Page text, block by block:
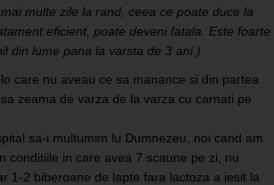
multe zile la rand, ceea ce poate duce la
eficient, poate deveni fatala. Este foarte
din lume pana la varsta de 3 ani.)
care nu aveau ce sa manance si din partea
zeama de varza de la varza cu carnati pe
sa-i multumim lu Dumnezeu, noi cand am
conditiile in care avea 7 scaune pe zi, nu
1-2 biberoane de lapte fara lactoza a iesit la